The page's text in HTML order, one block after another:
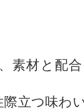
素材と配
立つ味わ